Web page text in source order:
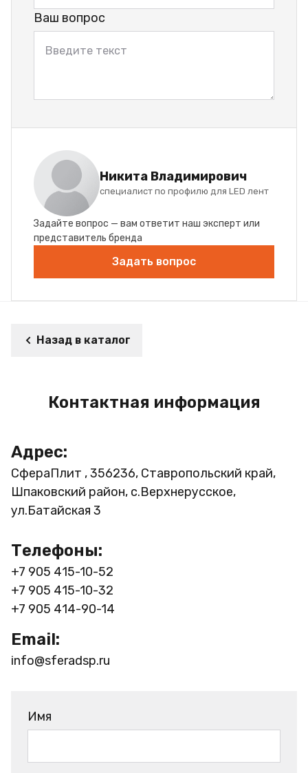
Ваш вопрос
Никита Владимирович
специалист по профилю для LED лент
Задайте вопрос — вам ответит наш эксперт или
представитель бренда
Задать вопрос
Назад в каталог
Контактная информация
Адрес:
СфераПлит , 356236, Ставропольский край,
Шпаковский район, с.Верхнерусское,
ул.Батайская 3
Телефоны:
+7 905 415-10-52
+7 905 415-10-32
+7 905 414-90-14
Email:
info@sferadsp.ru
Имя